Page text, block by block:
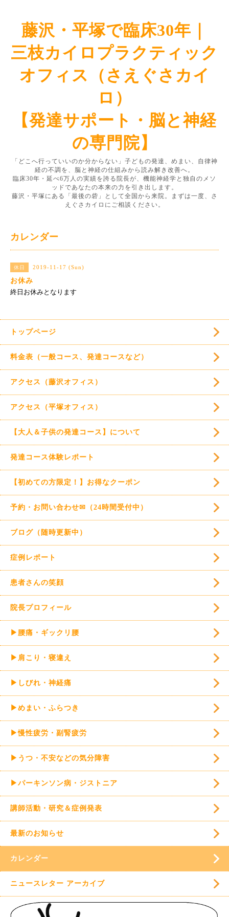
藤沢・平塚で臨床30年｜
三枝カイロプラクティック
オフィス（さえぐさカイ
ロ）
【発達サポート・脳と神経
の専門院】
「どこへ行っていいのか分からない」子どもの発達、めまい、自律神
経の不調を、脳と神経の仕組みから読み解き改善へ。
臨床30年・延べ6万人の実績を誇る院長が、機能神経学と独自のメソ
ッドであなたの本来の力を引き出します。
藤沢・平塚にある「最後の砦」として全国から来院。まずは一度、さ
えぐさカイロにご相談ください。
カレンダー
休日 2019-11-17 (Sun)
お休み
終日お休みとなります
トップページ
料金表（一般コース、発達コースなど）
アクセス（藤沢オフィス）
アクセス（平塚オフィス）
【大人＆子供の発達コース】について
発達コース体験レポート
【初めての方限定！】お得なクーポン
予約・お問い合わせ✉（24時間受付中）
ブログ（随時更新中）
症例レポート
患者さんの笑顔
院長プロフィール
▶腰痛・ギックリ腰
▶肩こり・寝違え
▶しびれ・神経痛
▶めまい・ふらつき
▶慢性疲労・副腎疲労
▶うつ・不安などの気分障害
▶パーキンソン病・ジストニア
講師活動・研究＆症例発表
最新のお知らせ
カレンダー
ニュースレター アーカイブ